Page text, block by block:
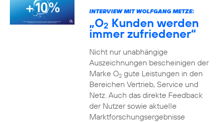
INTERVIEW MIT WOLFGANG METZE:
„O2 Kunden werden
immer zufriedener“
Nicht nur unabhängige
Auszeichnungen bescheinigen der
Marke O2gute Leistungen in den
Bereichen Vertrieb, Service und
Netz. Auch das direkte Feedback
der Nutzer sowie aktuelle
Marktforschungsergebnisse